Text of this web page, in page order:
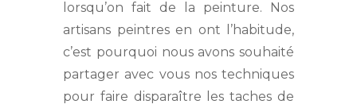
lorsqu’on fait de la peinture. Nos
artisans peintres en ont l’habitude,
c’est pourquoi nous avons souhaité
partager avec vous nos techniques
pour faire disparaître les taches de